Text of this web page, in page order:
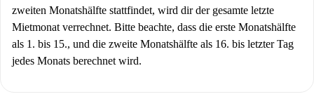
zweiten Monatshälfte stattfindet, wird dir der gesamte letzte
Mietmonat verrechnet. Bitte beachte, dass die erste Monatshälfte
als 1. bis 15., und die zweite Monatshälfte als 16. bis letzter Tag
jedes Monats berechnet wird.